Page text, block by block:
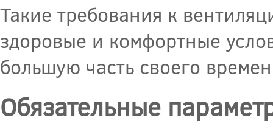
Такие требования к
здоровые и комфортные
большую часть своего
Обязательные